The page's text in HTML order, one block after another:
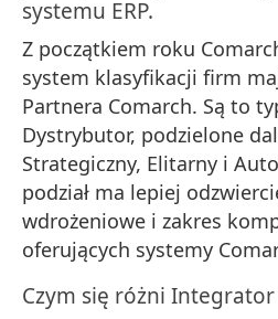
systemu ERP.
Z początkiem roku
system klasyfikacji firm
Partnera Comarch. Są to
Dystrybutor, podzielone
Strategiczny, Elitarny i
podział ma lepiej
wdrożeniowe i zakres
oferujących systemy
Czym się różni